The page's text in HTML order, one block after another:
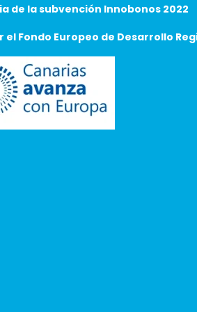
de la subvención Innobonos 2022
Fondo Europeo de Desarrollo